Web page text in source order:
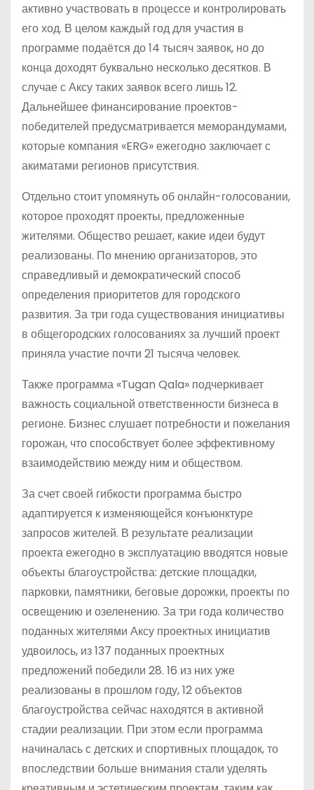
активно участвовать в процессе и контролировать
его ход. В целом каждый год для участия в
программе подаётся до 14 тысяч заявок, но до
конца доходят буквально несколько десятков. В
случае с Аксу таких заявок всего лишь 12.
Дальнейшее финансирование проектов-
победителей предусматривается меморандумами,
которые компания «ERG» ежегодно заключает с
акиматами регионов присутствия.
Отдельно стоит упомянуть об онлайн-голосовании,
которое проходят проекты, предложенные
жителями. Общество решает, какие идеи будут
реализованы. По мнению организаторов, это
справедливый и демократический способ
определения приоритетов для городского
развития. За три года существования инициативы
в общегородских голосованиях за лучший проект
приняла участие почти 21 тысяча человек.
Также программа «Tugan Qala» подчеркивает
важность социальной ответственности бизнеса в
регионе. Бизнес слушает потребности и пожелания
горожан, что способствует более эффективному
взаимодействию между ним и обществом.
За счет своей гибкости программа быстро
адаптируется к изменяющейся конъюнктуре
запросов жителей. В результате реализации
проекта ежегодно в эксплуатацию вводятся новые
объекты благоустройства: детские площадки,
парковки, памятники, беговые дорожки, проекты по
освещению и озеленению. За три года количество
поданных жителями Аксу проектных инициатив
удвоилось, из 137 поданных проектных
предложений победили 28. 16 из них уже
реализованы в прошлом году, 12 объектов
благоустройства сейчас находятся в активной
стадии реализации. При этом если программа
начиналась с детских и спортивных площадок, то
впоследствии больше внимания стали уделять